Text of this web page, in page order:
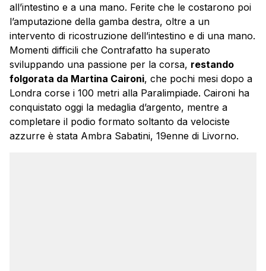
all’intestino e a una mano. Ferite che le costarono poi
l’amputazione della gamba destra, oltre a un
intervento di ricostruzione dell’intestino e di una mano.
Momenti difficili che Contrafatto ha superato
sviluppando una passione per la corsa, restando
folgorata da Martina Caironi, che pochi mesi dopo a
Londra corse i 100 metri alla Paralimpiade. Caironi ha
conquistato oggi la medaglia d’argento, mentre a
completare il podio formato soltanto da velociste
azzurre è stata Ambra Sabatini, 19enne di Livorno.